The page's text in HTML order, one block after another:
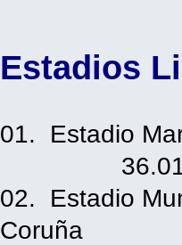
Estadios
01.
02. Estadio
Coruña